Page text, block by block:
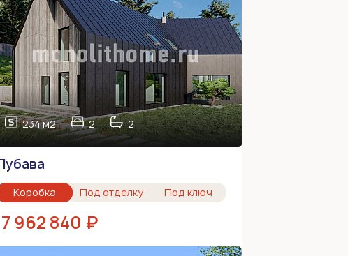
234 м2 2 2
Коробка Под отделку Под ключ
7 962 840 ₽